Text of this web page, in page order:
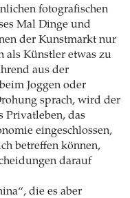
fotografischen
Mal Dinge und
der Kunstmarkt nur
als Künstler etwas zu
aus der
Joggen oder
sprach, wird der
Privatleben, das
eingeschlossen,
betreffen können,
darauf
die es aber